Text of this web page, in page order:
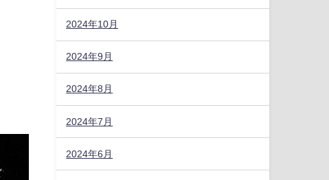
2024年10月
2024年9月
2024年8月
2024年7月
2024年6月